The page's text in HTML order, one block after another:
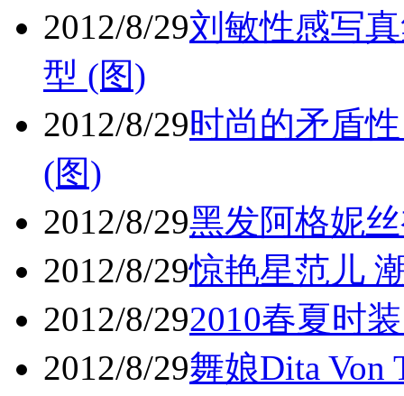
2012/8/29刘敏性感写
型 (图)
2012/8/29时尚的矛盾
(图)
2012/8/29黑发阿格妮
2012/8/29惊艳星范儿
2012/8/292010春夏时
2012/8/29舞娘Dita Von